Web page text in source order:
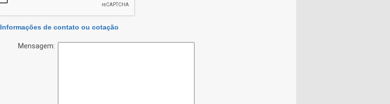
Informações de contato ou cotação
Mensagem: